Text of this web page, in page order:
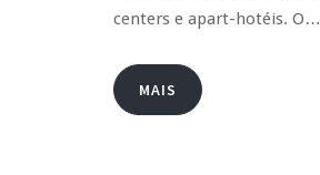
centers e apart-hotéis. O…
MAIS